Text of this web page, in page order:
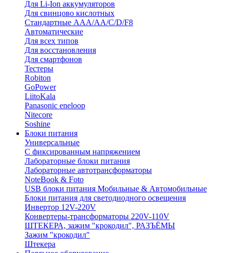
Для Li-Ion аккумуляторов
Для свинцово кислотных
Стандартные ААА/АА/С/D/F8
Автоматические
Для всех типов
Для восстановления
Для смартфонов
Тестеры
Robiton
GoPower
LiitoKala
Panasonic eneloop
Nitecore
Soshine
Блоки питания
Универсальные
C фиксированным напряжением
Лабораторные блоки питания
Лабораторные автотрансформаторы
NoteBook & Foto
USB блоки питания Мобильные & Автомобильные
Блоки питания для светодиодного освещения
Инвертор 12V-220V
Конвертеры-трансформаторы 220V-110V
ШТЕКЕРА, зажим "крокодил", РАЗЪЁМЫ
Зажим "крокодил"
Штекера